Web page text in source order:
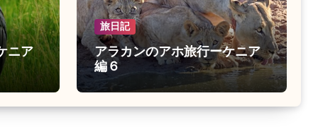
ニア
旅日記
アラカンのアホ旅行ーケニア
編６